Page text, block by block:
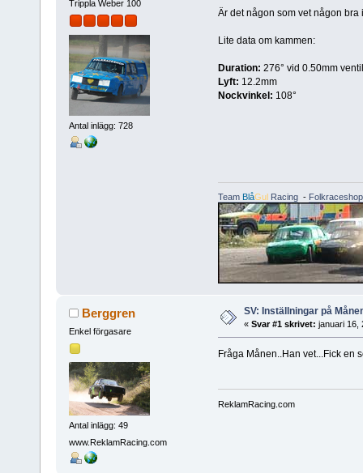
Trippla Weber 100
Antal inlägg: 728
Är det någon som vet någon
Lite data om kammen:
Duration: 276° vid 0.50mm
Lyft: 12.2mm
Nockvinkel: 108°
Team BlåGul Racing- Folkraceshop
Berggren
Enkel förgasare
Antal inlägg: 49
www.ReklamRacing.com
SV: Inställningar på
« Svar #1 skrivet: januari 16,
Fråga Månen..Han vet...Fick en
ReklamRacing.com